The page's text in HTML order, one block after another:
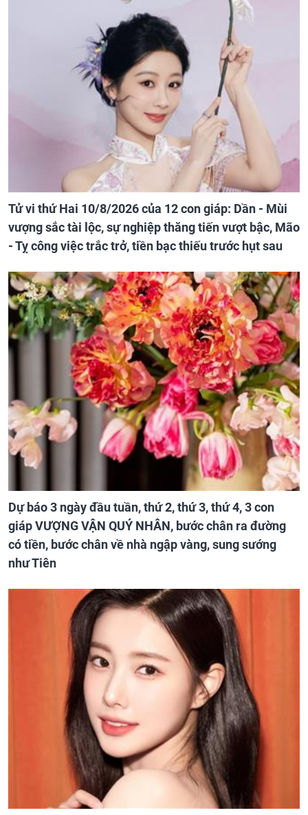
Tử vi thứ Hai 10/8/2026 của 12 con giáp: Dần - Mùi
vượng sắc tài lộc, sự nghiệp thăng tiến vượt bậc, Mão
- Tỵ công việc trắc trở, tiền bạc thiếu trước hụt sau
Dự báo 3 ngày đầu tuần, thứ 2, thứ 3, thứ 4, 3 con
giáp VƯỢNG VẬN QUÝ NHÂN, bước chân ra đường
có tiền, bước chân về nhà ngập vàng, sung sướng
như Tiên